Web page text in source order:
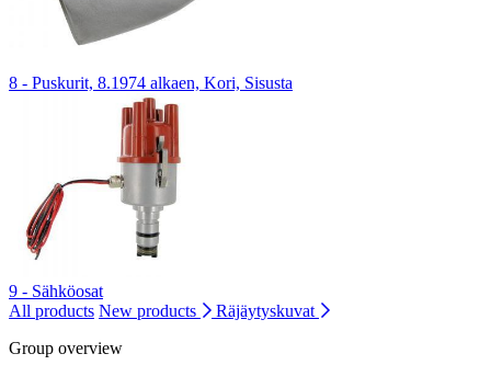
8 - Puskurit, 8.1974 alkaen, Kori, Sisusta
9 - Sähköosat
All products New products
Räjäytyskuvat
Group overview